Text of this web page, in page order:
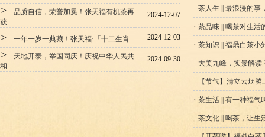
> 品质自信，荣誉加冕！张天福有机茶再
获
2024-12-07
> 一年一岁一典藏！张天福·「十二生肖 2024-12-03
> 天地开泰，举国同庆！庆祝中华人民共
和
2024-09-30
· 茶人生 || 最浪漫的事
· 茶品味 || 喝茶对生活
· 茶知识 || 福鼎白茶小
· 大美九峰，实景解
· 【节气】清立云烟
· 茶生活 || 有一种福气
· 茶文化 || 喝茶，让生